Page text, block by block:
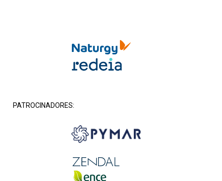
PATROCINADORES: